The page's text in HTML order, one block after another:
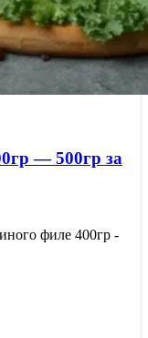
— 500гр за
филе 400гр -